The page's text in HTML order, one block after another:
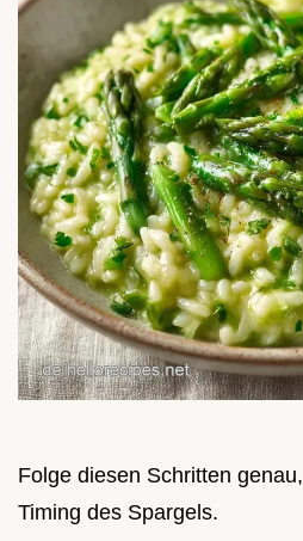
Folge diesen Schritten
Timing des Spargels.